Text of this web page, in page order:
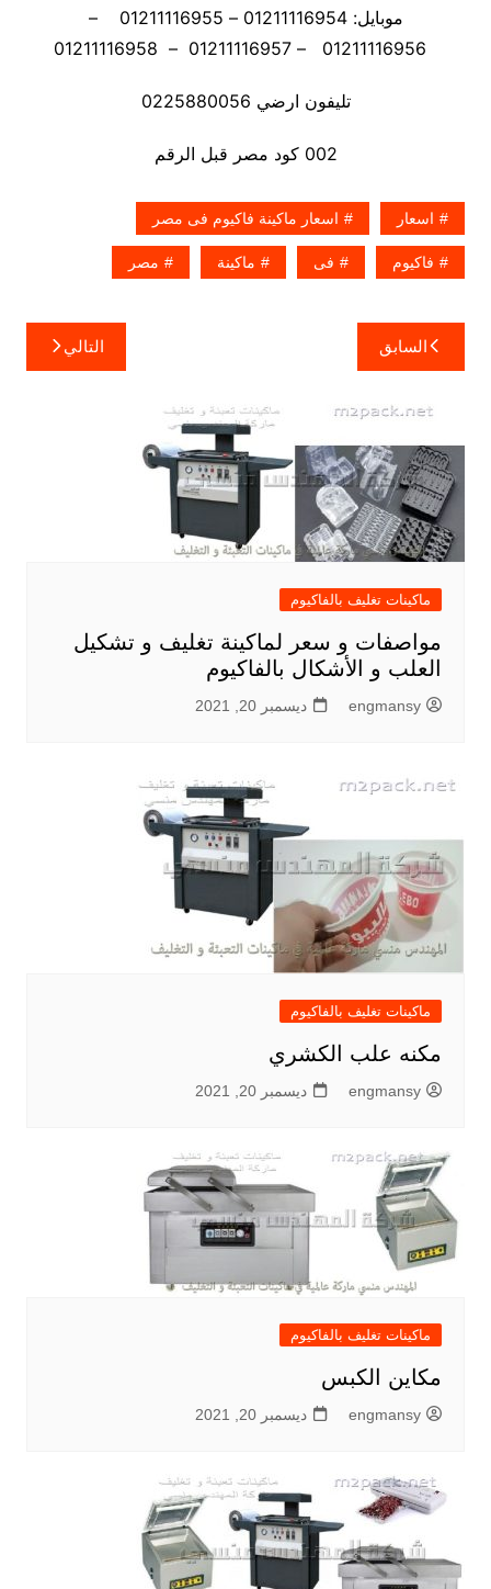
موبايل: 01211116954 – 01211116955 –
تليفون ارضي 0225880056
002 كود مصر قبل الرقم
اسعار اسعار ماكينة فاكيوم فى مصر
فاكيوم فى ماكينة مصر
تصفّح
المقالات
السابق التالي
ماكينات تغليف بالفاكيوم
مواصفات و سعر لماكينة تغليف و تشكيل
العلب و الأشكال بالفاكيوم
engmansy ديسمبر 20, 2021
ماكينات تغليف بالفاكيوم
مكنه علب الكشري
engmansy ديسمبر 20, 2021
ماكينات تغليف بالفاكيوم
مكاين الكبس
engmansy ديسمبر 20, 2021